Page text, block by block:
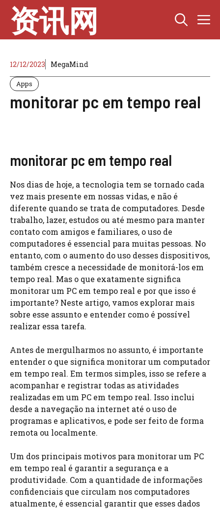
Skip
content
资讯网
12/12/2023 MegaMind
Apps
monitorar pc em tempo real
monitorar pc em tempo real
Nos dias de hoje, a tecnologia tem se tornado cada
vez mais presente em nossas vidas, e não é
diferente quando se trata de computadores. Desde
trabalho, lazer, estudos ou até mesmo para manter
contato com amigos e familiares, o uso de
computadores é essencial para muitas pessoas. No
entanto, com o aumento do uso desses dispositivos,
também cresce a necessidade de monitorá-los em
tempo real. Mas o que exatamente significa
monitorar um PC em tempo real e por que isso é
importante? Neste artigo, vamos explorar mais
sobre esse assunto e entender como é possível
realizar essa tarefa.
Antes de mergulharmos no assunto, é importante
entender o que significa monitorar um computador
em tempo real. Em termos simples, isso se refere a
acompanhar e registrar todas as atividades
realizadas em um PC em tempo real. Isso inclui
desde a navegação na internet até o uso de
programas e aplicativos, e pode ser feito de forma
remota ou localmente.
Um dos principais motivos para monitorar um PC
em tempo real é garantir a segurança e a
produtividade. Com a quantidade de informações
confidenciais que circulam nos computadores
atualmente, é essencial garantir que esses dados